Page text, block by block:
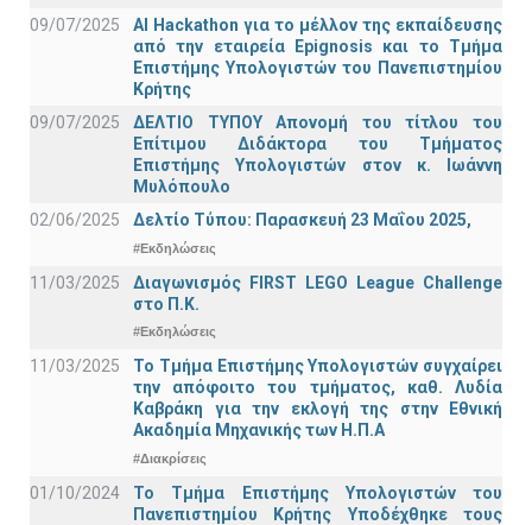
09/07/2025
AI Hackathon για το μέλλον της εκπαίδευσης
από την εταιρεία Epignosis και το Τμήμα
Επιστήμης Υπολογιστών του Πανεπιστημίου
Κρήτης
09/07/2025
ΔΕΛΤΙΟ ΤΥΠΟΥ Απονομή του τίτλου του
Επίτιμου Διδάκτορα του Τμήματος
Επιστήμης Υπολογιστών στον κ. Ιωάννη
Μυλόπουλο
02/06/2025
Δελτίο Τύπου: Παρασκευή 23 Μαΐου 2025,
#Εκδηλώσεις
11/03/2025
Διαγωνισμός FIRST LEGO League Challenge
στο Π.Κ.
#Εκδηλώσεις
11/03/2025
Το Τμήμα Επιστήμης Υπολογιστών συγχαίρει
την απόφοιτο του τμήματος, καθ. Λυδία
Καβράκη για την εκλογή της στην Εθνική
Ακαδημία Μηχανικής των Η.Π.Α
#Διακρίσεις
01/10/2024
Το Τμήμα Επιστήμης Υπολογιστών του
Πανεπιστημίου Κρήτης Υποδέχθηκε τους